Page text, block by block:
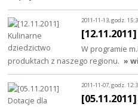
2011-11-13, godz.
W programie
produktach z naszego regionu. »
2011-11-07, godz.